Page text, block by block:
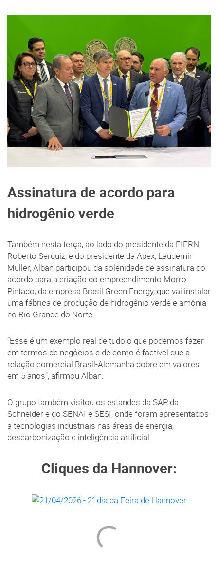
Assinatura de acordo para
hidrogênio verde
Também nesta terça, ao lado do presidente da FIERN,
Roberto Serquiz, e do presidente da Apex, Laudemir
Muller, Alban participou da solenidade de assinatura do
acordo para a criação do empreendimento Morro
Pintado, da empresa Brasil Green Energy, que vai instalar
uma fábrica de produção de hidrogênio verde e amônia
no Rio Grande do Norte.
“Esse é um exemplo real de tudo o que podemos fazer
em termos de negócios e de como é factível que a
relação comercial Brasil-Alemanha dobre em valores
em 5 anos”, afirmou Alban.
O grupo também visitou os estandes da SAP, da
Schneider e do SENAI e SESI, onde foram apresentados
a tecnologias industriais nas áreas de energia,
descarbonização e inteligência artificial.
Cliques da Hannover: